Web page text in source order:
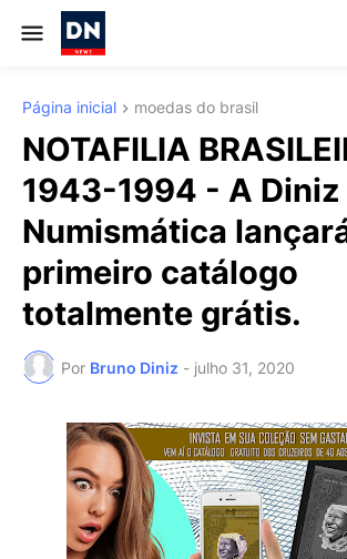
Página inicial moedas do brasil
NOTAFILIA
1943-1994 - A Diniz
Numismática
primeiro catálogo
totalmente grátis.
Por Bruno Diniz - julho 31, 2020